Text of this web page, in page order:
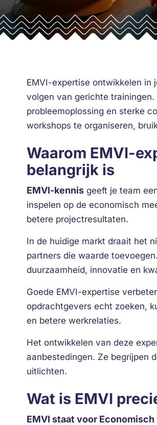
EMVI-expertise ontwikkelen in
volgen van gerichte
probleemoplossing en sterke
workshops te organiseren,
Waarom EMVI-
belangrijk is
EMVI-kennis geeft je team
inspelen op de economisch
betere projectresultaten.
In de huidige markt draait het
partners die waarde
duurzaamheid, innovatie en
Goede EMVI-expertise
opdrachtgevers echt zoeken,
en betere werkrelaties.
Het ontwikkelen van deze
aanbestedingen. Ze begrijpen
uitlichten.
Wat is EMVI
EMVI staat voor